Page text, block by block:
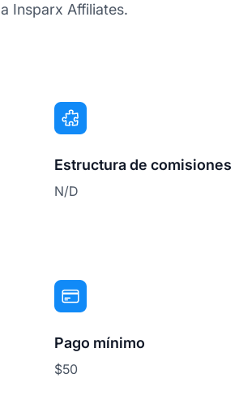
Insparx Affiliates.
Estructura de comisiones
N/D
Pago mínimo
$50